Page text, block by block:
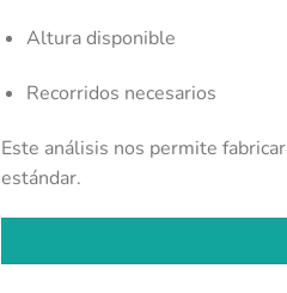
Altura disponible
Recorridos necesarios
Este análisis nos permite fabricar
estándar.